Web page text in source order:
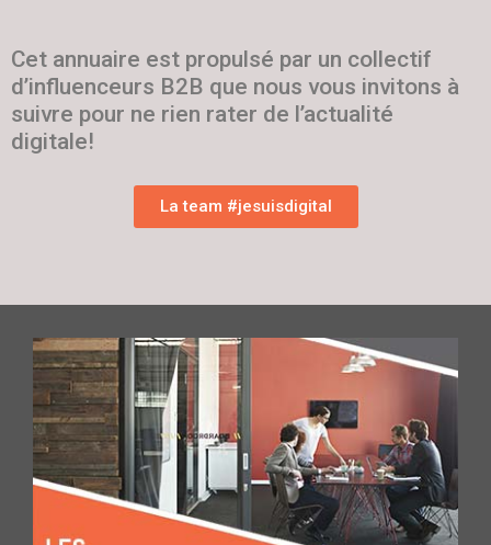
Cet annuaire est propulsé par un collectif
d’influenceurs B2B que nous vous invitons à
suivre pour ne rien rater de l’actualité
digitale!
La team #jesuisdigital